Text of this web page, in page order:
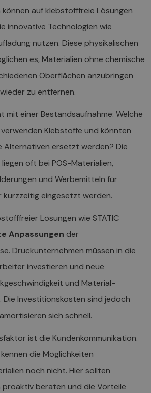
auf klebstofffreie Lösungen
innovative Technologien wie
nutzen. Diese physikalischen
es, Materialien ohne chemische
Oberflächen anzubringen
zu entfernen.
mit einer Bestandsaufnahme: Welche
Klebstoffe und könnten
Alternativen ersetzt werden? Die
oft bei POS-Materialien,
und Werbemitteln für
kurzzeitig eingesetzt werden.
Lösungen wie STATIC
Anpassungen der
Druckunternehmen müssen in die
investieren und neue
und Material-
Die Investitionskosten sind jedoch
sich schnell.
ist die Kundenkommunikation.
die Möglichkeiten
noch nicht. Hier sollten
beraten und die Vorteile